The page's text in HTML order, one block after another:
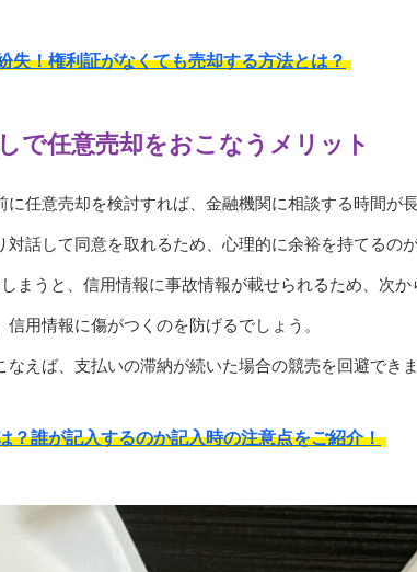
失！権利証がなくても売却する方法とは？
で任意売却をおこなうメリット
任意売却を検討すれば、金融機関に相談する時間が長
話して同意を取れるため、心理的に余裕を持てるのが
まうと、信用情報に事故情報が載せられるため、次か
用情報に傷がつくのを防げるでしょう。
えば、支払いの滞納が続いた場合の競売を回避できま
？誰が記入するのか記入時の注意点をご紹介！